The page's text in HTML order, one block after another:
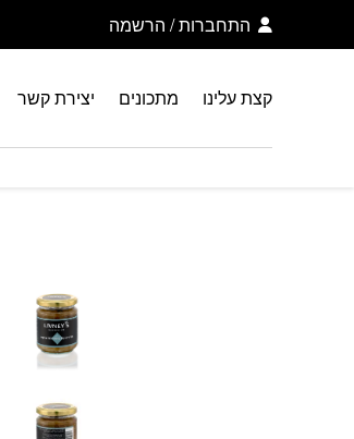
Skip to Content
התחברות/ הרשמה
קצת עלינו מתכונים יצירת קשר
בחזרה למעלה